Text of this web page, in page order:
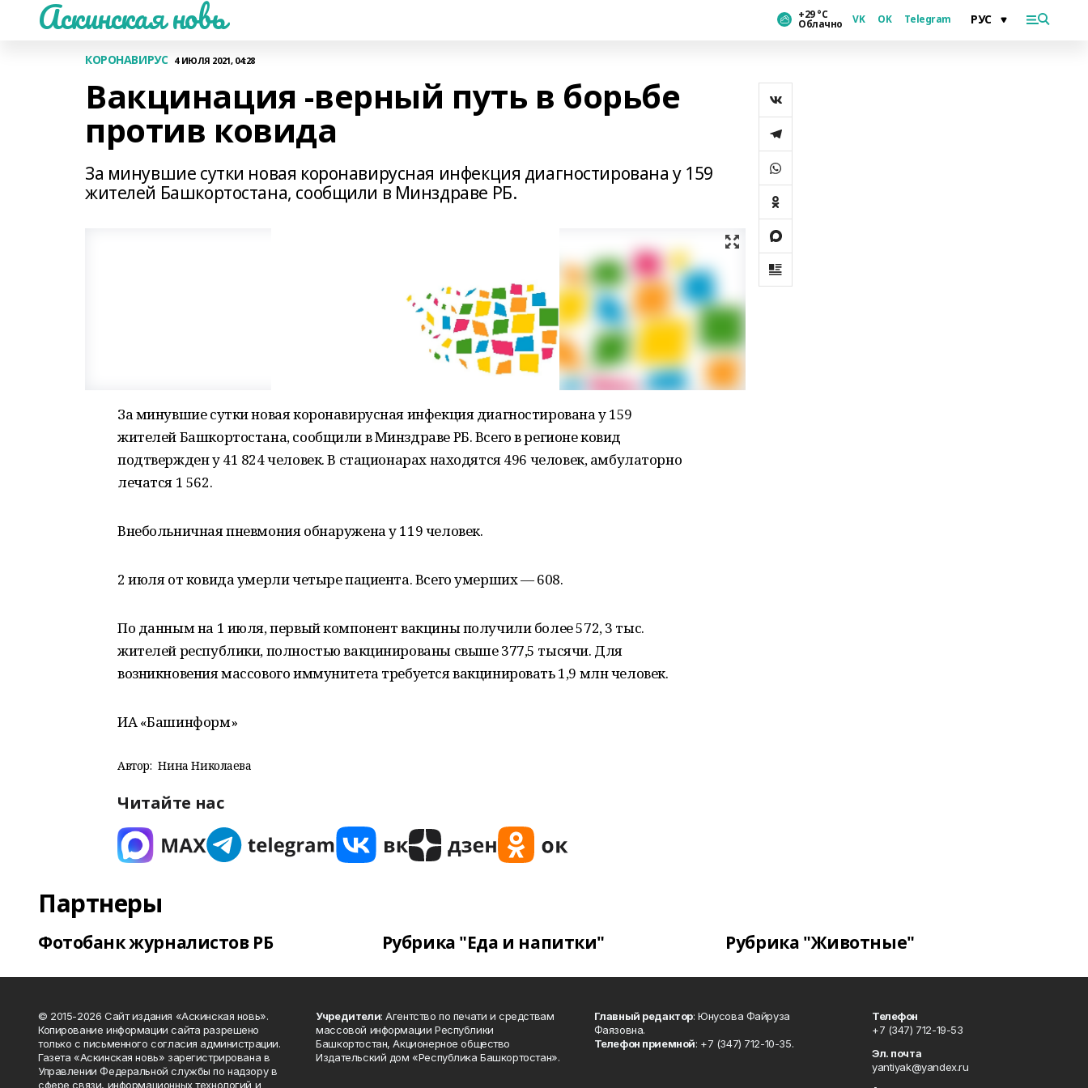
Аскинская новь +29 °С
Облачно VK OK Telegram
КОРОНАВИРУС 4 ИЮЛЯ 2021, 04:28
Вакцинация -верный путь в борьбе
против ковида
За минувшие сутки новая коронавирусная инфекция диагностирована у 159
жителей Башкортостана, сообщили в Минздраве РБ.
За минувшие сутки новая коронавирусная инфекция диагностирована у 159
жителей Башкортостана, сообщили в Минздраве РБ. Всего в регионе ковид
подтвержден у 41 824 человек. В стационарах находятся 496 человек, амбулаторно
лечатся 1 562.
Внебольничная пневмония обнаружена у 119 человек.
2 июля от ковида умерли четыре пациента. Всего умерших — 608.
По данным на 1 июля, первый компонент вакцины получили более 572, 3 тыс.
жителей республики, полностью вакцинированы свыше 377,5 тысячи. Для
возникновения массового иммунитета требуется вакцинировать 1,9 млн человек.
ИА «Башинформ»
Автор: Нина Николаева
Читайте нас
Партнеры
Фотобанк журналистов РБ Рубрика "Еда и напитки" Рубрика "Животные"
© 2015-2026 Сайт издания «Аскинская новь».
Копирование информации сайта разрешено
только с письменного согласия администрации.
Газета «Аскинская новь» зарегистрирована в
Управлении Федеральной службы по надзору в
сфере связи, информационных технологий и
Учредители: Агентство по печати и средствам
массовой информации Республики
Башкортостан, Акционерное общество
Издательский дом «Республика Башкортостан».
Главный редактор: Юнусова Файруза
Фаязовна.
Телефон приемной: +7 (347) 712-10-35.
Телефон
+7 (347) 712-19-53
Эл. почта
yantiyak@yandex.ru